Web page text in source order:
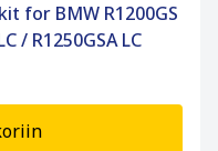
for BMW R1200GS
/ R1250GSA LC